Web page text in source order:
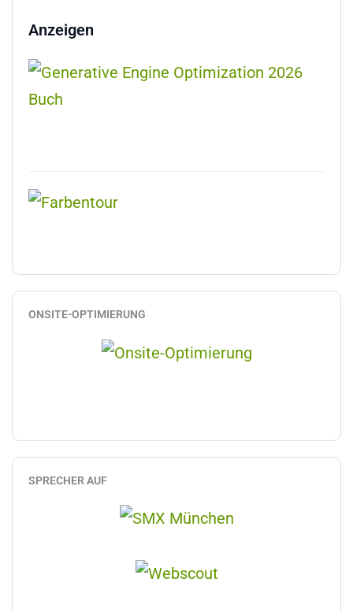
Anzeigen
ONSITE-OPTIMIERUNG
SPRECHER AUF